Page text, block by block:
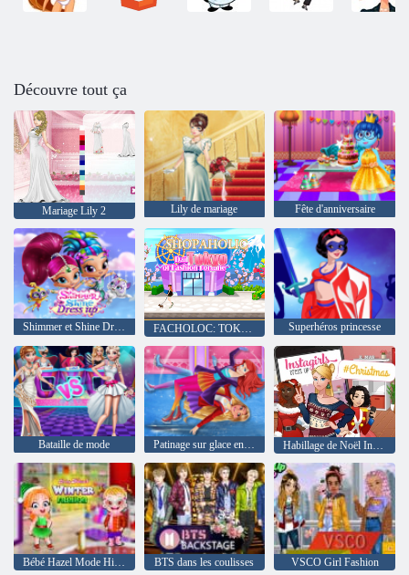
Découvre tout ça
Mariage Lily 2 Lily de mariage Fête d'anniversaire
Shimmer et Shine Dress up Superhéros princesse
Bataille de mode Patinage sur glace en hiver Habillage de Noël Instagirls
Bébé Hazel Mode Hiver BTS dans les coulisses VSCO Girl Fashion